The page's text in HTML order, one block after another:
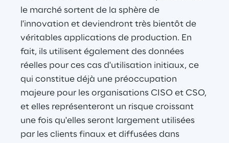
le marché sortent de la sphère de
l'innovation et deviendront très bientôt de
véritables applications de production. En
fait, ils utilisent également des données
réelles pour ces cas d'utilisation initiaux, ce
qui constitue déjà une préoccupation
majeure pour les organisations CISO et CSO,
et elles représenteront un risque croissant
une fois qu'elles seront largement utilisées
par les clients finaux et diffusées dans